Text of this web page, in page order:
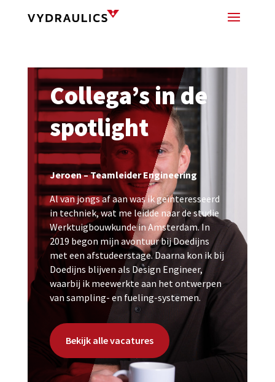
Collega’s in de
spotlight
Jeroen – Teamleider Engineering
Al van jongs af aan was ik geïnteresseerd
in techniek, wat me leidde naar de studie
Werktuigbouwkunde in Amsterdam. In
2019 begon mijn avontuur bij Doedijns
met een afstudeerstage. Daarna kon ik bij
Doedijns blijven als Design Engineer,
waarbij ik meewerkte aan het ontwerpen
van sampling- en fueling-systemen.
Bekijk alle vacatures